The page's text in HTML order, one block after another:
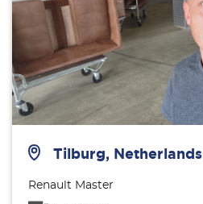
Tilburg, Netherlands
Renault Master